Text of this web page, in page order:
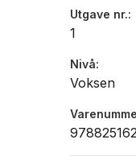
Utgave nr.
1
Nivå
Voksen